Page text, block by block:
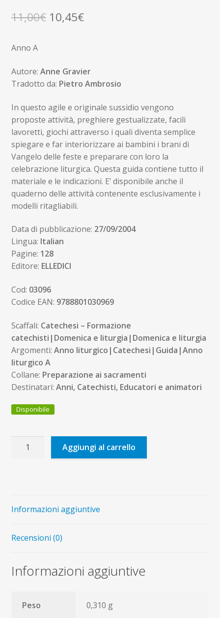
11,00€ Il
era:
11,00€.
10,45€Il
è:
10,45€.
Anno A
Autore: Anne Gravier
Tradotto da: Pietro Ambrosio
In questo agile e originale sussidio vengono
proposte attività, preghiere gestualizzate, facili
lavoretti, giochi attraverso i quali diventa semplice
spiegare e far interiorizzare ai bambini i brani di
Vangelo delle feste e preparare con loro la
celebrazione liturgica. Questa guida contiene tutto il
materiale e le indicazioni. E’ disponibile anche il
quaderno delle attività contenente esclusivamente i
modelli ritagliabili.
Data di pubblicazione: 27/09/2004
Lingua: Italian
Pagine: 128
Editore: ELLEDICI
Cod: 03096
Codice EAN: 9788801030969
Scaffali: Catechesi – Formazione
catechisti|Domenica e liturgia|Domenica e liturgia
Argomenti: Anno liturgico|Catechesi|Guida|Anno
liturgico A
Collane: Preparazione ai sacramenti
Destinatari: Anni, Catechisti, Educatori e animatori
Disponibile
a
mani
Aggiungi al carrello
Informazioni aggiuntive
Recensioni (0)
Informazioni aggiuntive
Peso 0,310 g